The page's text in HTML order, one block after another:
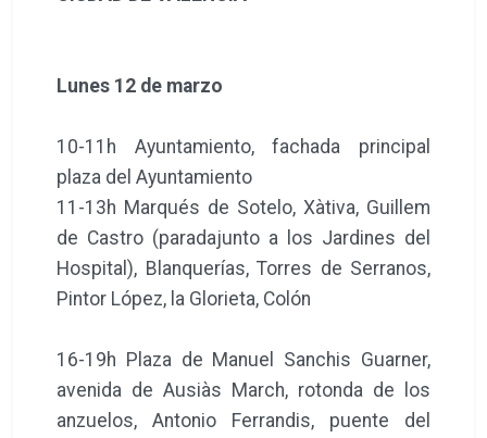
Lunes 12 de marzo
10-11h Ayuntamiento, fachada principal
plaza del Ayuntamiento
11-13h Marqués de Sotelo, Xàtiva, Guillem
de Castro (paradajunto a los Jardines del
Hospital), Blanquerías, Torres de Serranos,
Pintor López, la Glorieta, Colón
16-19h Plaza de Manuel Sanchis Guarner,
avenida de Ausiàs March, rotonda de los
anzuelos, Antonio Ferrandis, puente del